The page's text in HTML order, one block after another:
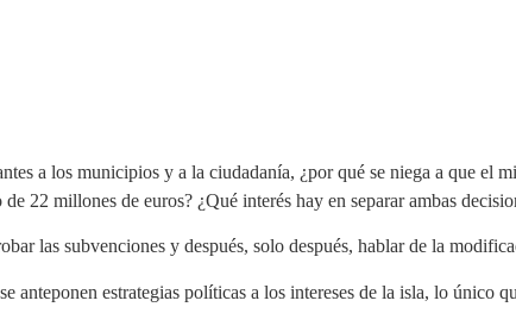
a los municipios y a la ciudadanía, ¿por qué se niega a que el
22 millones de euros? ¿Qué interés hay en separar ambas
las subvenciones y después, solo después, hablar de la
estrategias políticas a los intereses de la isla, lo único